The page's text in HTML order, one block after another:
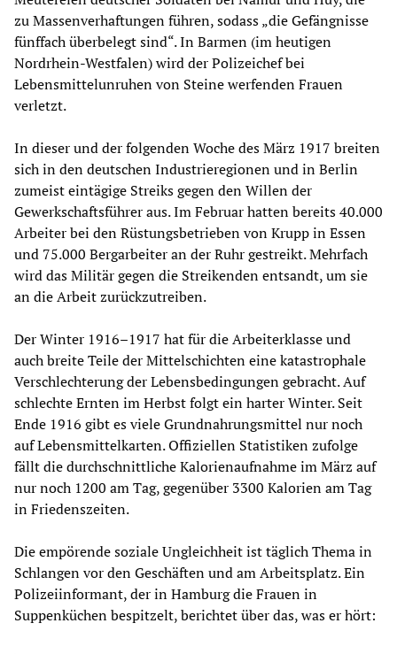
zu Massenverhaftungen führen, sodass „die Gefängnisse
fünffach überbelegt sind“. In Barmen (im heutigen
Nordrhein-Westfalen) wird der Polizeichef bei
Lebensmittelunruhen von Steine werfenden Frauen
verletzt.
In dieser und der folgenden Woche des März 1917 breiten
sich in den deutschen Industrieregionen und in Berlin
zumeist eintägige Streiks gegen den Willen der
Gewerkschaftsführer aus. Im Februar hatten bereits 40.000
Arbeiter bei den Rüstungsbetrieben von Krupp in Essen
und 75.000 Bergarbeiter an der Ruhr gestreikt. Mehrfach
wird das Militär gegen die Streikenden entsandt, um sie
an die Arbeit zurückzutreiben.
Der Winter 1916–1917 hat für die Arbeiterklasse und
auch breite Teile der Mittelschichten eine katastrophale
Verschlechterung der Lebensbedingungen gebracht. Auf
schlechte Ernten im Herbst folgt ein harter Winter. Seit
Ende 1916 gibt es viele Grundnahrungsmittel nur noch
auf Lebensmittelkarten. Offiziellen Statistiken zufolge
fällt die durchschnittliche Kalorienaufnahme im März auf
nur noch 1200 am Tag, gegenüber 3300 Kalorien am Tag
in Friedenszeiten.
Die empörende soziale Ungleichheit ist täglich Thema in
Schlangen vor den Geschäften und am Arbeitsplatz. Ein
Polizeiinformant, der in Hamburg die Frauen in
Suppenküchen bespitzelt, berichtet über das, was er hört: